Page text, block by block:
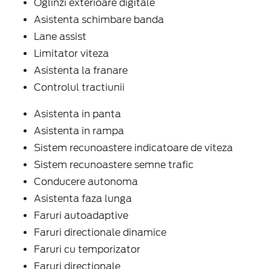
Oglinzi exterioare digitale
Asistenta schimbare banda
Lane assist
Limitator viteza
Asistenta la franare
Controlul tractiunii
Asistenta in panta
Asistenta in rampa
Sistem recunoastere indicatoare de viteza
Sistem recunoastere semne trafic
Conducere autonoma
Asistenta faza lunga
Faruri autoadaptive
Faruri directionale dinamice
Faruri cu temporizator
Faruri directionale